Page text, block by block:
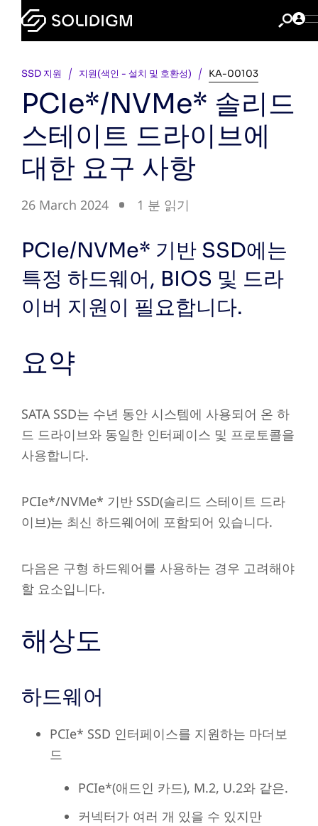
SSD 지원 지원(색인 - 설치 및 호환성) KA-00103
PCIe*/NVMe* 솔리드
스테이트 드라이브에
대한 요구 사항
26 March 2024 1 분 읽기
PCIe/NVMe* 기반 SSD에는
특정 하드웨어, BIOS 및 드라
이버 지원이 필요합니다.
요약
SATA SSD는 수년 동안 시스템에 사용되어 온 하
드 드라이브와 동일한 인터페이스 및 프로토콜을
사용합니다.
PCIe*/NVMe* 기반 SSD(솔리드 스테이트 드라
이브)는 최신 하드웨어에 포함되어 있습니다.
다음은 구형 하드웨어를 사용하는 경우 고려해야
할 요소입니다.
해상도
하드웨어
PCIe* SSD 인터페이스를 지원하는 마더보
드
PCIe*(애드인 카드), M.2, U.2와 같은.
커넥터가 여러 개 있을 수 있지만